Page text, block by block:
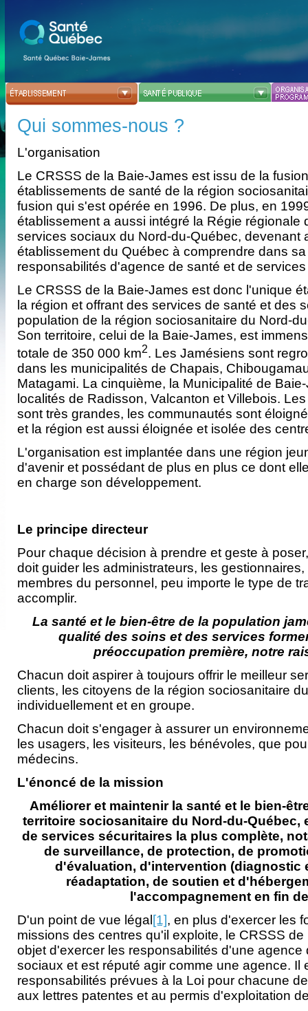
Qui sommes-nous ?
L'organisation
Le CRSSS de la Baie-James est issu de la
établissements de santé de la région
fusion qui s'est opérée en 1996. De plus, en
établissement a aussi intégré la Régie régionale
services sociaux du Nord-du-Québec, devenant
établissement du Québec à comprendre dans
responsabilités d'agence de santé et de
Le CRSSS de la Baie-James est donc l'unique
la région et offrant des services de santé et des
population de la région sociosanitaire du
Son territoire, celui de la Baie-James, est
totale de 350 000 km2. Les Jamésiens sont
dans les municipalités de Chapais,
Matagami. La cinquième, la Municipalité de
localités de Radisson, Valcanton et Villebois.
sont très grandes, les communautés sont
et la région est aussi éloignée et isolée des
L'organisation est implantée dans une région
d'avenir et possédant de plus en plus ce dont
en charge son développement.
Le principe directeur
Pour chaque décision à prendre et geste à
doit guider les administrateurs, les
membres du personnel, peu importe le type de
accomplir.
La santé etle bien-être de la population
qualité des soins et des services
préoccupation première, notre
Chacun doit aspirer à toujours offrir le meilleur
clients, les citoyens de la région sociosanitaire
individuellement et en groupe.
Chacun doit s'engager à assurer un
les usagers, les visiteurs, les bénévoles, que
médecins.
L'énoncé de la mission
Améliorer et maintenir la santé et le bien-
territoire sociosanitaire du Nord-du-Québec,
de services sécuritaires la plus complète,
de surveillance, de protection, de
d'évaluation, d'intervention (diagnostic
réadaptation, de soutien et
l'accompagnement en fin
D'un point de vue légal [1], en plus d'exercer les
missions des centres qu'il exploite, le CRSSS
objet d'exercer les responsabilités d'une agence
sociaux et est réputé agir comme une agence. Il
responsabilités prévues à la Loi pour chacune
aux lettres patentes et au permis d'exploitation